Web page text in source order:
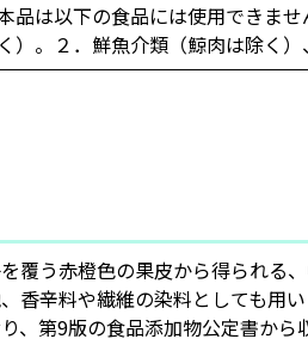
品は以下の食品には使用できま
く）。２．鮮魚介類（鯨肉は除く
覆う赤橙色の果皮から得られる
香辛料や繊維の染料としても用
、第9版の食品添加物公定書から